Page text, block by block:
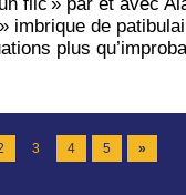
flic » par et avec
imbrique de
plus
3 4 5 »